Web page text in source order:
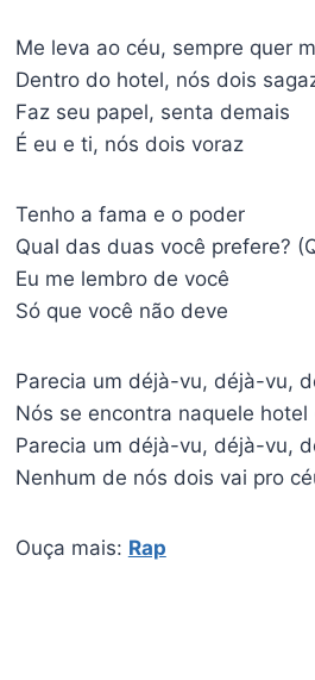
Me leva ao céu, sempre quer
Dentro do hotel, nós dois
Faz seu papel, senta demais
É eu e ti, nós dois voraz
Tenho a fama e o poder
Qual das duas você prefere?
Eu me lembro de você
Só que você não deve
Parecia um déjà-vu, déjà-vu,
Nós se encontra naquele hotel
Parecia um déjà-vu, déjà-vu,
Nenhum de nós dois vai pro
Ouça mais: Rap